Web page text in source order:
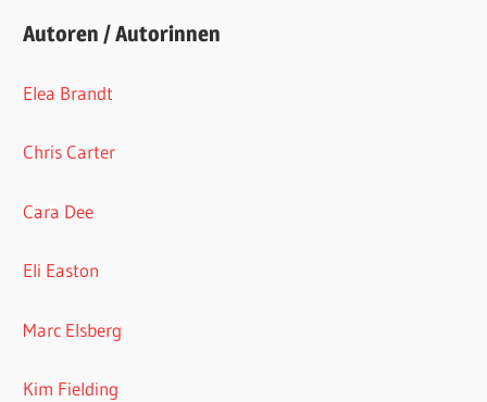
Autoren / Autorinnen
Elea Brandt
Chris Carter
Cara Dee
Eli Easton
Marc Elsberg
Kim Fielding